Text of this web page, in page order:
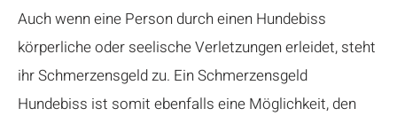
Auch wenn eine Person durch einen Hundebiss
körperliche oder seelische Verletzungen erleidet, steht
ihr Schmerzensgeld zu. Ein Schmerzensgeld
Hundebiss ist somit ebenfalls eine Möglichkeit, den